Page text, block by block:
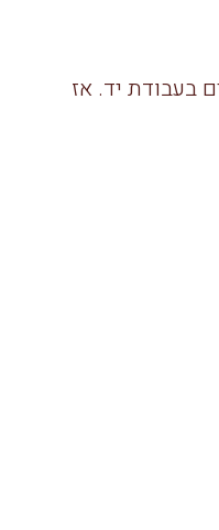
בעבודת יד. אז